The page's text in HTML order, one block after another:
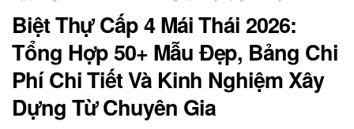
Biệt Thự Cấp 4 Mái Thái 2026:
Tổng Hợp 50+ Mẫu Đẹp, Bảng Chi
Phí Chi Tiết Và Kinh Nghiệm Xây
Dựng Từ Chuyên Gia